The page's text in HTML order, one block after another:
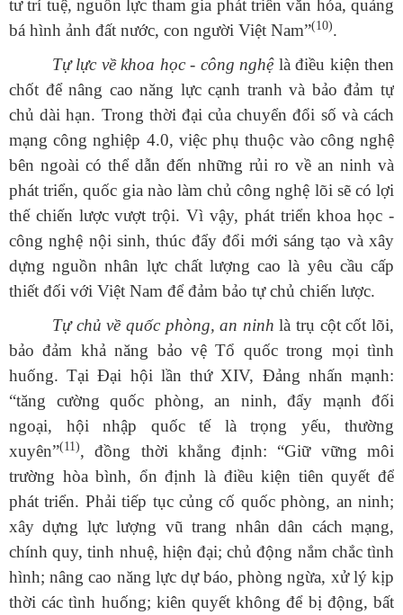
tư trí tuệ, nguồn lực tham gia phát triển văn hóa, quảng
bá hình ảnh đất nước, con người Việt Nam”(10).
Tự lực về khoa học - công nghệ là điều kiện then
chốt để nâng cao năng lực cạnh tranh và bảo đảm tự
chủ dài hạn. Trong thời đại của chuyển đổi số và cách
mạng công nghiệp 4.0, việc phụ thuộc vào công nghệ
bên ngoài có thể dẫn đến những rủi ro về an ninh và
phát triển, quốc gia nào làm chủ công nghệ lõi sẽ có lợi
thế chiến lược vượt trội. Vì vậy, phát triển khoa học -
công nghệ nội sinh, thúc đẩy đổi mới sáng tạo và xây
dựng nguồn nhân lực chất lượng cao là yêu cầu cấp
thiết đối với Việt Nam để đảm bảo tự chủ chiến lược.
Tự chủ về quốc phòng, an ninhlà trụ cột cốt lõi,
bảo đảm khả năng bảo vệ Tổ quốc trong mọi tình
huống. Tại Đại hội lần thứ XIV, Đảng nhấn mạnh:
“tăng cường quốc phòng, an ninh, đẩy mạnh đối
ngoại, hội nhập quốc tế là trọng yếu, thường
xuyên”(11), đồng thời khẳng định: “Giữvững môi
trường hòa bình, ổn định là điều kiện tiên quyết để
phát triển. Phải tiếp tục củng cố quốc phòng, an ninh;
xây dựng lực lượng vũ trang nhân dân cách mạng,
chính quy, tinh nhuệ, hiện đại; chủ động nắm chắc tình
hình; nâng cao năng lực dự báo, phòng ngừa, xử lý kịp
thời các tình huống; kiên quyết không để bị động, bất